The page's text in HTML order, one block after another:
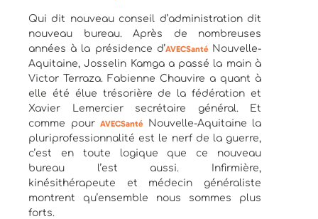
Qui dit nouveau conseil d’administration dit
nouveau bureau. Après de nombreuses
années à la présidence d’AVECSantéNouvelle-
Aquitaine, Josselin Kamga a passé la main à
Victor Terraza. Fabienne Chauvire a quant à
elle été élue trésorière de la fédération et
Xavier Lemercier secrétaire général. Et
comme pour AVECSanté Nouvelle-Aquitaine la
pluriprofessionnalité est le nerf de la guerre,
c’est en toute logique que ce nouveau
bureau l’est aussi. Infirmière,
kinésithérapeute et médecin généraliste
montrent qu’ensemble nous sommes plus
forts.